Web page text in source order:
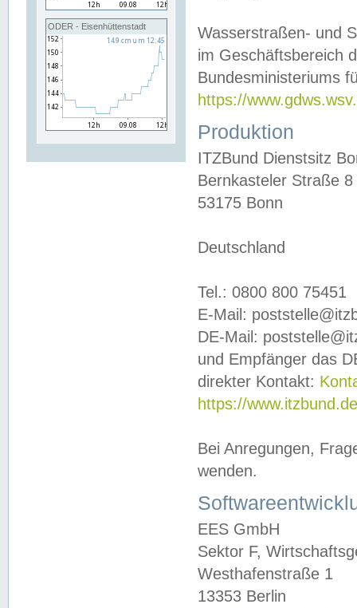
ODER - Eisenhüttenstadt
Wasserstraßen- und
im Geschäftsbereich
Bundesministeriums
https://
Produktion
ITZBund Dienstsitz
Bernkasteler Straße 8
53175 Bonn
Deutschland
Tel.: 0800 800 75451
E-Mail:
DE-Mail:
und Empfänger das
direkter Kontakt:
https://
Bei Anregungen,
wenden.
EES GmbH
Sektor F,
Westhafenstraße 1
13353 Berlin